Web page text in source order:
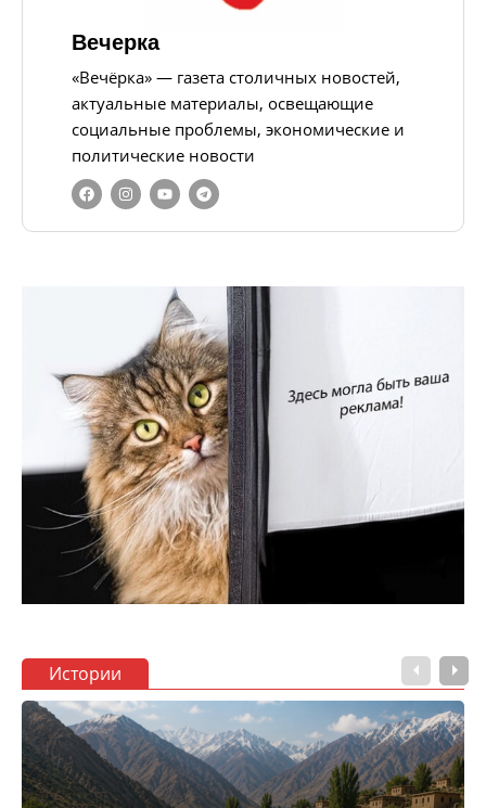
Вечерка
«Вечёрка» — газета столичных новостей,
актуальные материалы, освещающие
социальные проблемы, экономические и
политические новости
Истории